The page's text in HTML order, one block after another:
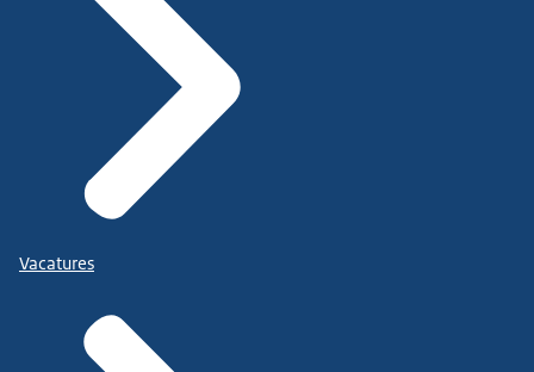
Vacatures